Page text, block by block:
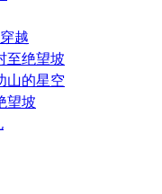
越
至绝望坡
山的星空
望坡